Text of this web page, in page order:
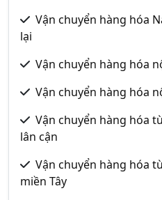
Vận chuyển hàng hóa
lại
Vận chuyển hàng hóa
Vận chuyển hàng hóa
Vận chuyển hàng hóa
lân cận
Vận chuyển hàng hóa
miền Tây